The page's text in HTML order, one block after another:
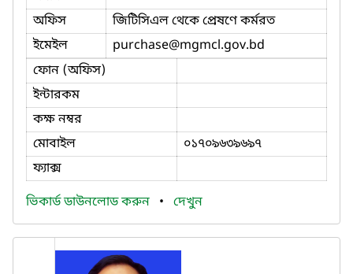
অফিস
জিটিসিএল থেকে প্রেষণে কর্মরত
ইমেইল
purchase@mgmcl.gov.bd
ফোন (অফিস)
ইন্টারকম
কক্ষ নম্বর
মোবাইল
০১৭০৯৬৩৯৬৯৭
ফ্যাক্স
ভিকার্ড ডাউনলোড করুন • দেখুন